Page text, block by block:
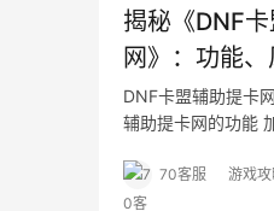
揭秘《DNF
网》：功能
DNF卡盟辅助提卡
辅助提卡网的功能
70客服 游戏